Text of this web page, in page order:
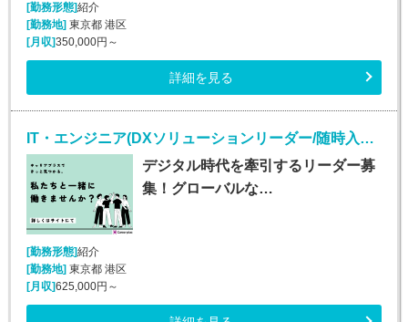
[勤務形態]紹介
[勤務地] 東京都 港区
[月収]350,000円～
詳細を見る
IT・エンジニア(DXソリューションリーダー/随時入社/正社員)
デジタル時代を牽引するリーダー募
集！グローバルな…
[勤務形態]紹介
[勤務地] 東京都 港区
[月収]625,000円～